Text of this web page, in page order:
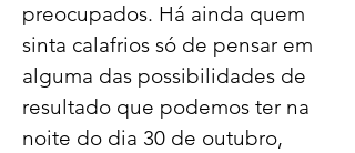
preocupados. Há ainda quem
sinta calafrios só de pensar em
alguma das possibilidades de
resultado que podemos ter na
noite do dia 30 de outubro,